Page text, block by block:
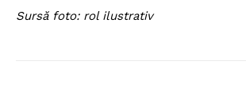
Sursă foto: rol ilustrativ